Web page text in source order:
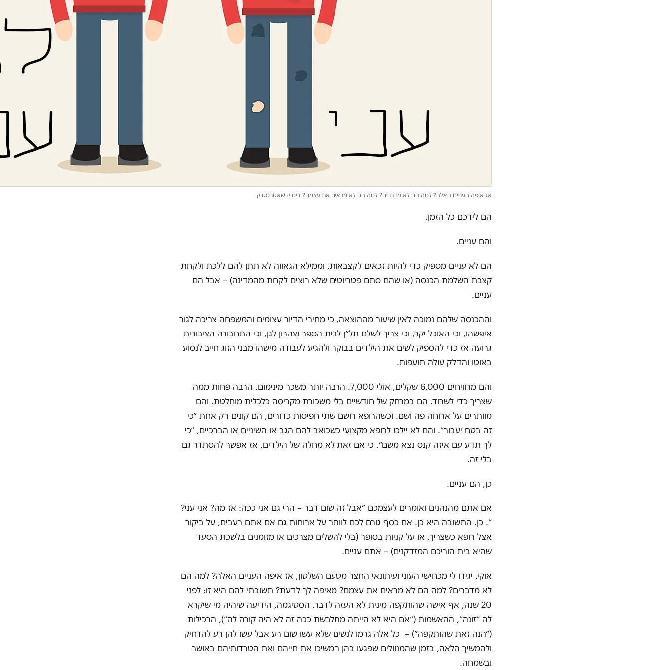
אז איפה העניים האלה? למה הם לא מדברים? למה הם לא מראים את עצמם? דימוי: שאטרסטוק
הם לידכם כל הזמן.
והם עניים.
הם לא עניים מספיק כדי להיות זכאים לקצבאות, וממילא הגאווה לא תתן להם ללכת ולקחת
קצבת השלמת הכנסה (או שהם סתם פטריוטים שלא רוצים לקחת מהמדינה) – אבל הם
עניים.
וההכנסה שלהם נמוכה לאין שיעור מההוצאה, כי מחירי הדיור עצומים והמשפחה צריכה לגור
איפשהו, וכי האוכל יקר, וכי צריך לשלם תל״ן לבית הספר וצהרון לגן, וכי התחבורה הציבורית
גרועה אז כדי להספיק לשים את הילדים בבוקר ולהגיע לעבודה מישהו מבני הזוג חייב לנסוע
באוטו והדלק עולה תועפות.
והם מרוויחים 6,000 שקלים, אולי 7,000. הרבה יותר משכר מינימום. הרבה פחות ממה
שצריך כדי לשרוד. הם במרחק של חודשיים בלי משכורת מקריסה כלכלית מוחלטת. והם
מוותרים על ארוחה פה ושם. וכשהרופא רושם שתי חפיסות כדורים, הם קונים רק אחת ״כי
זה בטח יעבור״. והם לא יילכו לרופא מקצועי כשכואב להם הגב או השיניים או הברכיים, ״כי
לך תדע עם איזה קנס נצא משם״. כי אם זאת לא מחלה של הילדים, אז אפשר להסתדר גם
בלי זה.
כן, הם עניים.
אם אתם מהנהנים ואומרים לעצמכם ״אבל זה שום דבר – הרי גם אני ככה: אז מה? אני עני?
״. כן. התשובה היא כן. אם כסף גורם לכם לוותר על ארוחות גם אם אתם רעבים, על ביקור
אצל רופא כשצריך, או על קניות בסופר (בלי להשלים מצרכים או מזומנים בלשכת הסעד
שהיא בית הוריכם המזדקנים) – אתם עניים.
אוקי, יגידו לי מכחישי העוני ועיתונאי החצר מטעם השלטון, אז איפה העניים האלה? למה הם
לא מדברים? למה הם לא מראים את עצמם? מאיפה לך לדעת? תשובתי להם היא זו: לפני
20 שנה, אף אישה שהותקפה מינית לא העזה לדבר. הסטיגמה, הידיעה שיהיה מי שיקרא
לה ״זונה״, ההאשמות (״אם היא לא הייתה מתלבשת ככה זה לא היה קורה לה״), הרכילות
(״הנה זאת שהותקפה״) – כל אלה גרמו לנשים שלא עשו שום רע אבל עשו להן רע להדחיק
ולהמשיך הלאה, בזמן שהמנוולים שפגעו בהן המשיכו את חייהם ואת הטרדותיהם באושר
ובשמחה.